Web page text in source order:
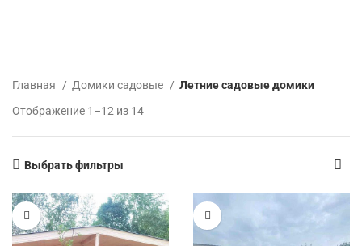
Главная Домики садовые
Летние садовые домики
Отображение 1–12 из 14
Выбрать фильтры